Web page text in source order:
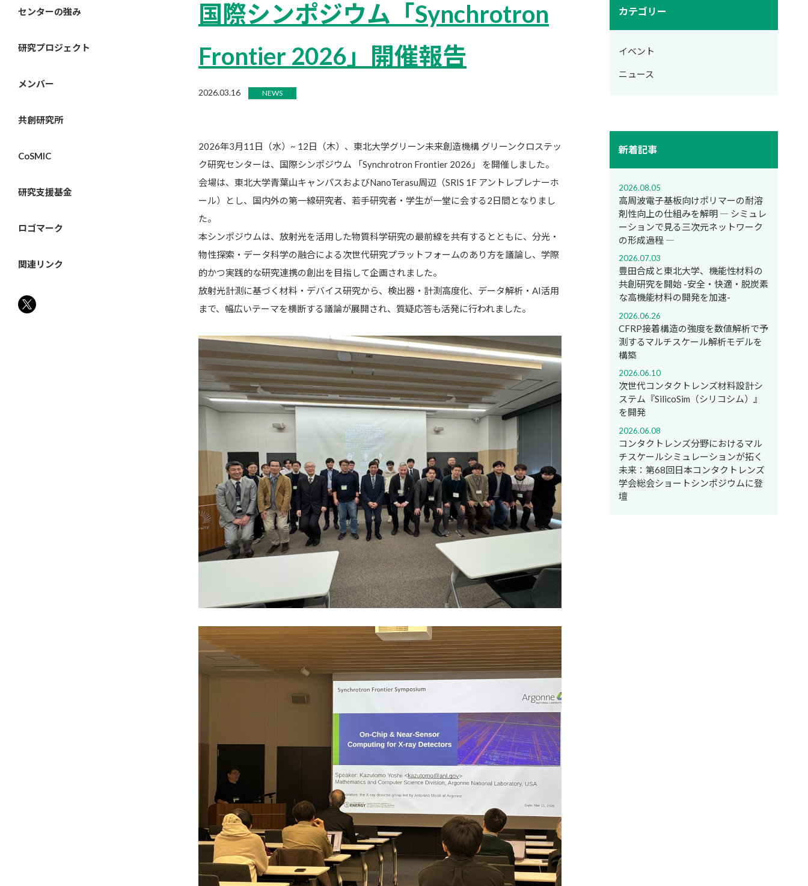
センターの強み
研究プロジェクト
メンバー
共創研究所
CoSMIC
研究支援基金
ロゴマーク
関連リンク
国際シンポジウム「Synchrotron
Frontier 2026」開催報告
2026.03.16 NEWS
2026年3月11日（水）~ 12日（木）、東北大学グリーン未来創造機構 グリーンクロステッ
ク研究センターは、国際シンポジウム 「Synchrotron Frontier 2026」 を開催しました。
会場は、東北大学青葉山キャンパスおよびNanoTerasu周辺（SRIS 1F アントレプレナーホ
ール）とし、国内外の第一線研究者、若手研究者・学生が一堂に会する2日間となりまし
た。
本シンポジウムは、放射光を活用した物質科学研究の最前線を共有するとともに、分光・
物性探索・データ科学の融合による次世代研究プラットフォームのあり方を議論し、学際
的かつ実践的な研究連携の創出を目指して企画されました。
放射光計測に基づく材料・デバイス研究から、検出器・計測高度化、データ解析・AI活用
まで、幅広いテーマを横断する議論が展開され、質疑応答も活発に行われました。
カテゴリー
イベント
ニュース
新着記事
2026.08.05
高周波電子基板向けポリマーの耐溶
剤性向上の仕組みを解明 ― シミュレ
ーションで見る三次元ネットワーク
の形成過程 ―
2026.07.03
豊田合成と東北大学、機能性材料の
共創研究を開始 -安全・快適・脱炭素
な高機能材料の開発を加速-
2026.06.26
CFRP接着構造の強度を数値解析で予
測するマルチスケール解析モデルを
構築
2026.06.10
次世代コンタクトレンズ材料設計シ
ステム『SilicoSim（シリコシム）』
を開発
2026.06.08
コンタクトレンズ分野におけるマル
チスケールシミュレーションが拓く
未来：第68回日本コンタクトレンズ
学会総会ショートシンポジウムに登
壇